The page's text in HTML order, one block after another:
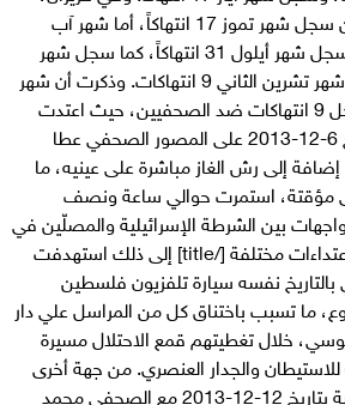
سجل 6 انتهاكات في حين سجل شهر تموز 17 انتهاكاً، أما شهر آب
فسجل 13 انتهاكاً، فيما سجل شهر أيلول 31 انتهاكاً، كما سجل شهر
تشرين الأول 14 انتهاكاً وشهر تشرين الثاني 9 انتهاكات. وذكرت أن شهر
كانون الأول المنصرم سجل 9 انتهاكات ضد الصحفيين، حيث اعتدت
الشرطة الإسرائيلية بتاريخ 6-12-2013 على المصور الصحفي عطا
إلى رش الغاز مباشرة على عينيه، ما
مؤقتة، استمرت حوالي ساعة ونصف
بين الشرطة الإسرائيلية والمصلّين في
المسجد الأقصى. [title]اعتداءات مختلفة [/title] إلى ذلك استهدفت
بالتاريخ نفسه سيارة تلفزيون فلسطين
ما تسبب باختناق كل من المراسل علي دار
خلال تغطيتهم قمع الاحتلال مسيرة
للاستيطان والجدار العنصري. من جهة أخرى
حققت الشرطة الإسرائيلية بتاريخ 12-12-2013 مع الصحفي محمد